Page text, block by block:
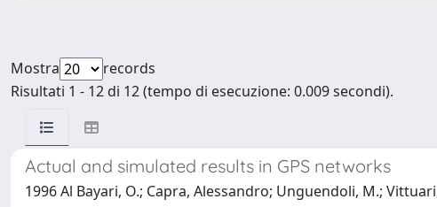
Mostra
records
Risultati 1 - 12 di 12 (tempo di esecuzione: 0.009 secondi).
Actual and simulated results in GPS networks
1996 Al Bayari, O.; Capra, Alessandro; Unguendoli, M.;